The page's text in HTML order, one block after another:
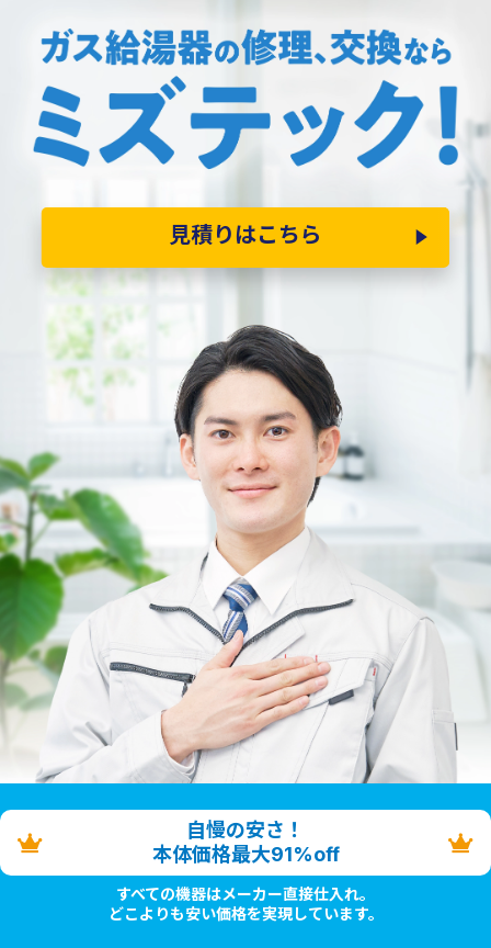
見積りはこちら
自慢の安さ！
本体価格最大91%off
すべての機器はメーカー直接仕入れ。
どこよりも安い価格を実現しています。